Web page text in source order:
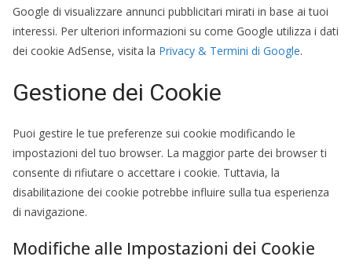
Google di visualizzare annunci pubblicitari mirati in base ai tuoi
interessi. Per ulteriori informazioni su come Google utilizza i dati
dei cookie AdSense, visita la Privacy & Termini di Google.
Gestione dei Cookie
Puoi gestire le tue preferenze sui cookie modificando le
impostazioni del tuo browser. La maggior parte dei browser ti
consente di rifiutare o accettare i cookie. Tuttavia, la
disabilitazione dei cookie potrebbe influire sulla tua esperienza
di navigazione.
Modifiche alle Impostazioni dei Cookie